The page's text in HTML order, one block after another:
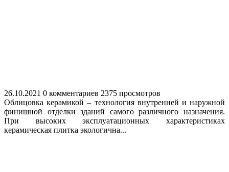
26.10.2021 0 комментариев 2375 просмотров
Облицовка керамикой – технология внутренней и наружной
финишной отделки зданий самого различного назначения.
При высоких эксплуатационных характеристиках
керамическая плитка экологична...